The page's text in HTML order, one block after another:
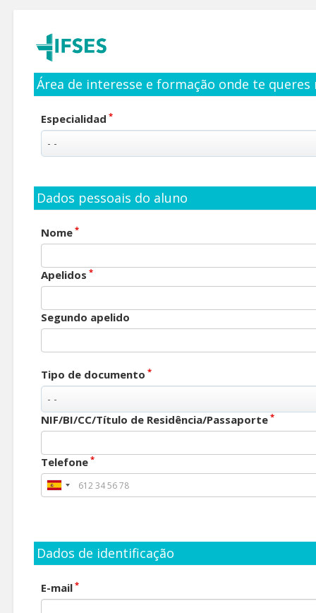
Área de interesse e formação onde te
Especialidad *
Dados pessoais do aluno
Nome *
Apelidos *
Segundo apelido
Tipo de documento *
NIF/BI/CC/Título de Residência/Passaporte *
Telefone *
Dados de identificação
E-mail *